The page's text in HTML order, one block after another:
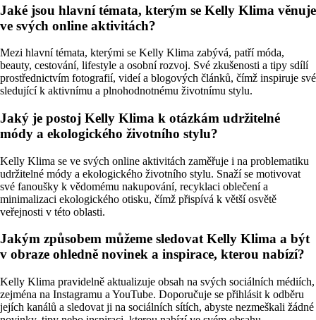
Jaké jsou hlavní témata, kterým se Kelly Klima věnuje
ve svých online aktivitách?
Mezi hlavní témata, kterými se Kelly Klima zabývá, patří móda,
beauty, cestování, lifestyle a osobní rozvoj. Své zkušenosti a tipy sdílí
prostřednictvím fotografií, videí a blogových článků, čímž inspiruje své
sledující k aktivnímu a plnohodnotnému životnímu stylu.
Jaký je postoj Kelly Klima k otázkám udržitelné
módy a ekologického životního stylu?
Kelly Klima se ve svých online aktivitách zaměřuje i na problematiku
udržitelné módy a ekologického životního stylu. Snaží se motivovat
své fanoušky k vědomému nakupování, recyklaci oblečení a
minimalizaci ekologického otisku, čímž přispívá k větší osvětě
veřejnosti v této oblasti.
Jakým způsobem můžeme sledovat Kelly Klima a být
v obraze ohledně novinek a inspirace, kterou nabízí?
Kelly Klima pravidelně aktualizuje obsah na svých sociálních médiích,
zejména na Instagramu a YouTube. Doporučuje se přihlásit k odběru
jejích kanálů a sledovat ji na sociálních sítích, abyste nezmeškali žádné